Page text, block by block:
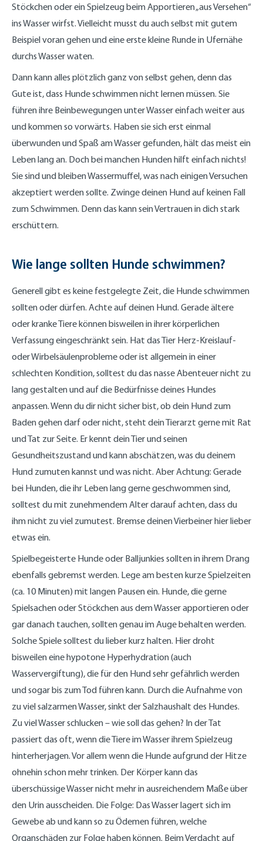
Stöckchen oder ein Spielzeug beim Apportieren „aus Versehen“
ins Wasser wirfst. Vielleicht musst du auch selbst mit gutem
Beispiel voran gehen und eine erste kleine Runde in Ufernähe
durchs Wasser waten.
Dann kann alles plötzlich ganz von selbst gehen, denn das
Gute ist, dass Hunde schwimmen nicht lernen müssen. Sie
führen ihre Beinbewegungen unter Wasser einfach weiter aus
und kommen so vorwärts. Haben sie sich erst einmal
überwunden und Spaß am Wasser gefunden, hält das meist ein
Leben lang an. Doch bei manchen Hunden hilft einfach nichts!
Sie sind und bleiben Wassermuffel, was nach einigen Versuchen
akzeptiert werden sollte. Zwinge deinen Hund auf keinen Fall
zum Schwimmen. Denn das kann sein Vertrauen in dich stark
erschüttern.
Wie lange sollten Hunde schwimmen?
Generell gibt es keine festgelegte Zeit, die Hunde schwimmen
sollten oder dürfen. Achte auf deinen Hund. Gerade ältere
oder kranke Tiere können bisweilen in ihrer körperlichen
Verfassung eingeschränkt sein. Hat das Tier Herz-Kreislauf-
oder Wirbelsäulenprobleme oder ist allgemein in einer
schlechten Kondition, solltest du das nasse Abenteuer nicht zu
lang gestalten und auf die Bedürfnisse deines Hundes
anpassen. Wenn du dir nicht sicher bist, ob dein Hund zum
Baden gehen darf oder nicht, steht dein Tierarzt gerne mit Rat
und Tat zur Seite. Er kennt dein Tier und seinen
Gesundheitszustand und kann abschätzen, was du deinem
Hund zumuten kannst und was nicht. Aber Achtung: Gerade
bei Hunden, die ihr Leben lang gerne geschwommen sind,
solltest du mit zunehmendem Alter darauf achten, dass du
ihm nicht zu viel zumutest. Bremse deinen Vierbeiner hier lieber
etwas ein.
Spielbegeisterte Hunde oder Balljunkies sollten in ihrem Drang
ebenfalls gebremst werden. Lege am besten kurze Spielzeiten
(ca. 10 Minuten) mit langen Pausen ein. Hunde, die gerne
Spielsachen oder Stöckchen aus dem Wasser apportieren oder
gar danach tauchen, sollten genau im Auge behalten werden.
Solche Spiele solltest du lieber kurz halten. Hier droht
bisweilen eine hypotone Hyperhydration (auch
Wasservergiftung), die für den Hund sehr gefährlich werden
und sogar bis zum Tod führen kann. Durch die Aufnahme von
zu viel salzarmen Wasser, sinkt der Salzhaushalt des Hundes.
Zu viel Wasser schlucken – wie soll das gehen? In der Tat
passiert das oft, wenn die Tiere im Wasser ihrem Spielzeug
hinterherjagen. Vor allem wenn die Hunde aufgrund der Hitze
ohnehin schon mehr trinken. Der Körper kann das
überschüssige Wasser nicht mehr in ausreichendem Maße über
den Urin ausscheiden. Die Folge: Das Wasser lagert sich im
Gewebe ab und kann so zu Ödemen führen, welche
Organschäden zur Folge haben können. Beim Verdacht auf